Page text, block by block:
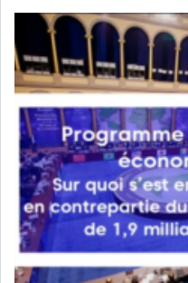
ELECTIONS
PRÉSIDENTIELLES
DIVERS